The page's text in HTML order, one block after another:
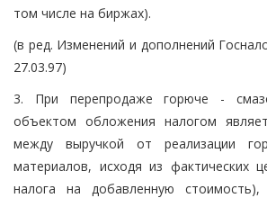
том числе на биржах).
(в ред. Изменений и дополнений
27.03.97)
3. При перепродаже горюче -
объектом обложения налогом
между выручкой от реализации
материалов, исходя из фактических
налога на добавленную